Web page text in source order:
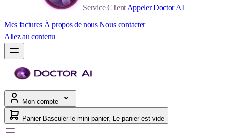
Service Client Appeler Doctor AI
Mes factures À propos de nousNous contacter
Allez au contenu
Mon compte
Panier Basculer le mini-panier, Le panier est vide